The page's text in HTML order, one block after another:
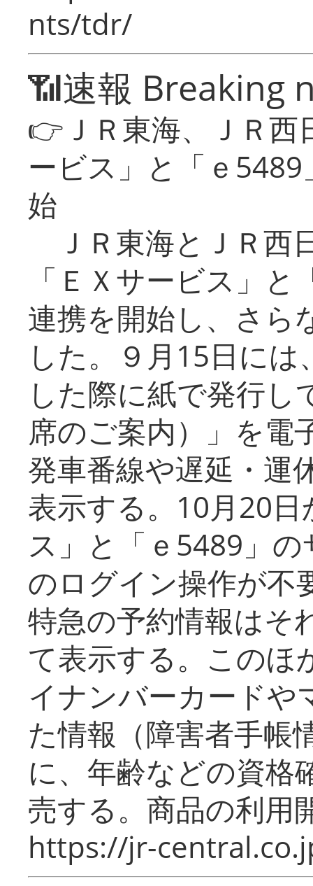
nts/tdr/
📶速報 Breaking
👉ＪＲ東海、ＪＲ
ービス」と「ｅ
始
ＪＲ東海とＪＲ西
「ＥＸサービス」
連携を開始し、さら
した。９月15日に
した際に紙で発行し
席のご案内）」を電
発車番線や遅延・運
表示する。10月20
ス」と「ｅ5489」
のログイン操作が不
特急の予約情報はそ
て表示する。このほ
イナンバーカードや
た情報（障害者手帳
に、年齢などの資格
売する。商品の利用
https://jr-